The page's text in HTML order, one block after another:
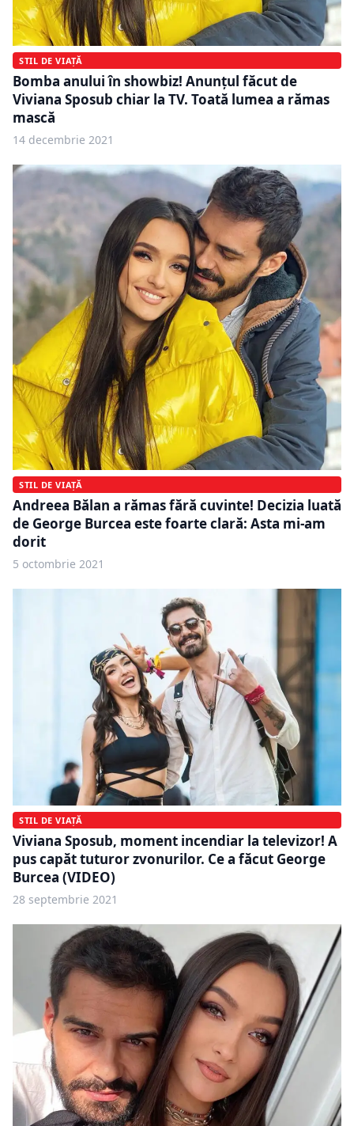
STIL DE VIAȚĂ
Bomba anului în showbiz! Anunțul făcut de
Viviana Sposub chiar la TV. Toată lumea a rămas
mască
14 decembrie 2021
STIL DE VIAȚĂ
Andreea Bălan a rămas fără cuvinte! Decizia luată
de George Burcea este foarte clară: Asta mi-am
dorit
5 octombrie 2021
STIL DE VIAȚĂ
Viviana Sposub, moment incendiar la televizor! A
pus capăt tuturor zvonurilor. Ce a făcut George
Burcea (VIDEO)
28 septembrie 2021